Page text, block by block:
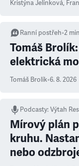
Kristýna Jelínková,
Ranní postřeh•2
Tomáš
elektrická
Tomáš Brolík•6. 8. 2026
Podcasty:Výtah
Mírový plán
kruhu.
nebo